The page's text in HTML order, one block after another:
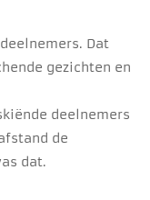
Dat
gezichten en
deelnemers
de
dat.